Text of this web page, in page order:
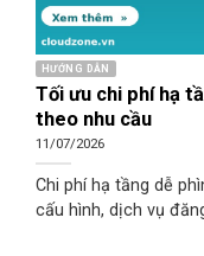
HƯỚNG DẪN
Tối ưu chi phí hạ
theo nhu cầu
11/07/2026
Chi phí hạ tầng dễ
cấu hình, dịch vụ